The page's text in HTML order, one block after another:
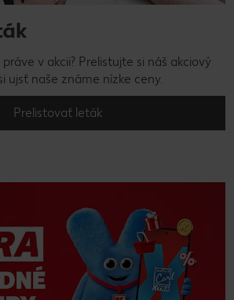
v akcii? Prelistujte si náš akciový
ujsť naše známe nízke ceny.
Prelistovať leták